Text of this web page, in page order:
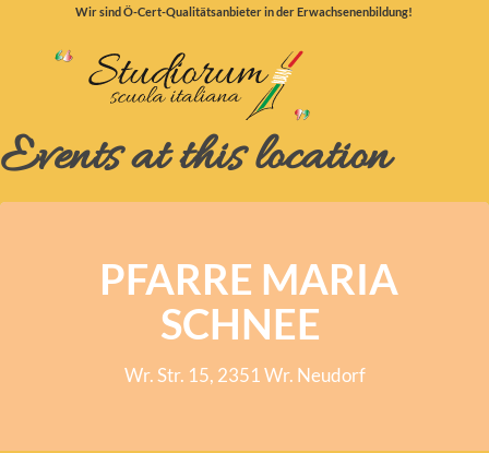
Wir sind Ö-Cert-Qualitätsanbieter in der Erwachsenenbildung!
Events at this location
PFARRE MARIA
SCHNEE
Wr. Str. 15, 2351 Wr. Neudorf